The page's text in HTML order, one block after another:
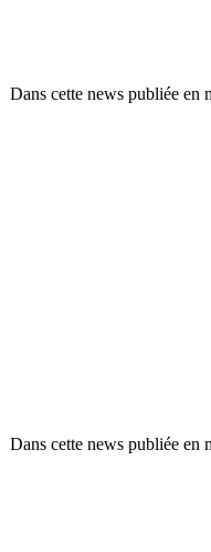
Dans cette news publiée en
Dans cette news publiée en